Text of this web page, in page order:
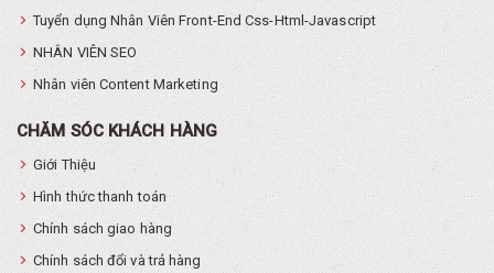
Tuyển dụng Nhân Viên Front-End Css-Html-Javascript
NHÂN VIÊN SEO
Nhân viên Content Marketing
CHĂM SÓC KHÁCH HÀNG
Giới Thiệu
Hình thức thanh toán
Chính sách giao hàng
Chính sách đổi và trả hàng